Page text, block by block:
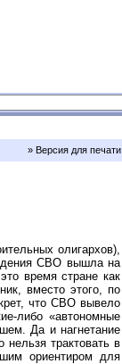
» Версия для печати
олигархов),
СВО вышла на
время стране как
вместо этого, по
что СВО вывело
либо «автономные
Да и нагнетание
нельзя трактовать в
ориентиром для